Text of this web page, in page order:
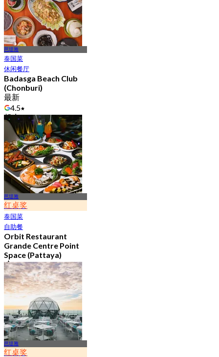
芭堤雅
泰国菜
休闲餐厅
Badasga Beach Club
(Chonburi)
最新
4.5
起฿ 525
芭堤雅
红桌奖
泰国菜
自助餐
Orbit Restaurant
Grande Centre Point
Space (Pattaya)
4.8
21.8K 已预订
起฿ 1,290
芭堤雅
红桌奖